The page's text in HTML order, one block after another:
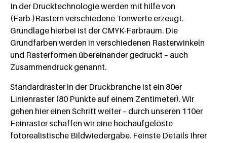
In der Drucktechnologie werden mit hilfe von
(Farb-)Rastern verschiedene Tonwerte erzeugt.
Grundlage hierbei ist der CMYK-Farbraum. Die
Grundfarben werden in verschiedenen Rasterwinkeln
und Rasterformen übereinander gedruckt – auch
Zusammendruck genannt.
Standardraster in der Druckbranche ist ein 80er
Linienraster (80 Punkte auf einem Zentimeter). Wir
gehen hier einen Schritt weiter – durch unseren 110er
Feinraster schaffen wir eine hochaufgelöste
fotorealistische Bildwiedergabe. Feinste Details Ihrer